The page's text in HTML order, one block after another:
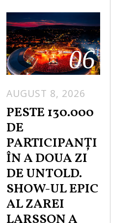
06
AUGUST 8, 2026
PESTE 130.000
DE
PARTICIPANȚI
ÎN A DOUA ZI
DE UNTOLD.
SHOW-UL EPIC
AL ZAREI